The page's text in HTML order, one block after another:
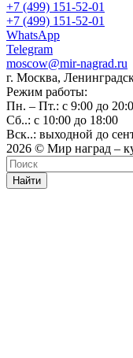
+7 (499) 151-52-01
+7 (499) 151-52-01
WhatsApp
Telegram
moscow@mir-nagrad.ru
г. Москва,
Режим работы:
Пн. – Пт.: с 9:00 до
Сб..: с 10:00 до 18:00
Вск..: выходной до
2026 © Мир наград –
Найти